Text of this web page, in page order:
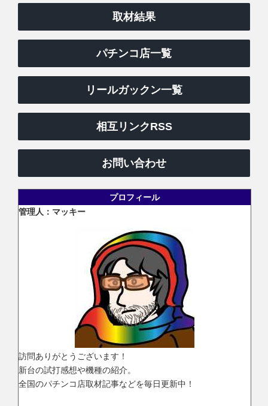
取材結果
パチンコ店一覧
リールガックン一覧
相互リンクRSS
お問い合わせ
プロフィール
管理人：マッキー
訪問ありがとうございます！
新台の試打感想や機種の紹介。
全国のパチンコ店取材記事などを毎日更新中！